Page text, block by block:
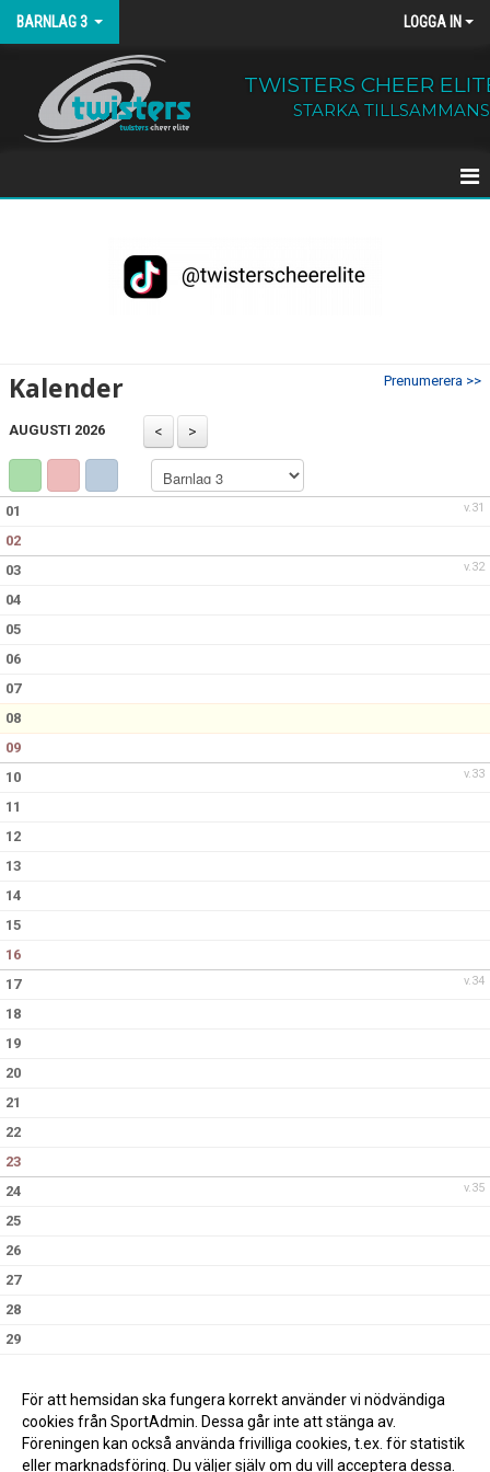
BARNLAG 3 LOGGA IN
TWISTERS CHEER
STARKA TILLSAMMANS
Prenumerera >>
Kalender
AUGUSTI 2026
v.31
01
02
v.32
03
04
05
06
07
08
09
v.33
10
11
12
13
14
15
16
v.34
17
18
19
20
21
22
23
v.35
24
25
26
27
28
29
För att hemsidan ska fungera korrekt använder vi nödvändiga
cookies från SportAdmin. Dessa går inte att stänga av.
Föreningen kan också använda frivilliga cookies, t.ex. för statistik
eller marknadsföring. Du väljer själv om du vill acceptera dessa.